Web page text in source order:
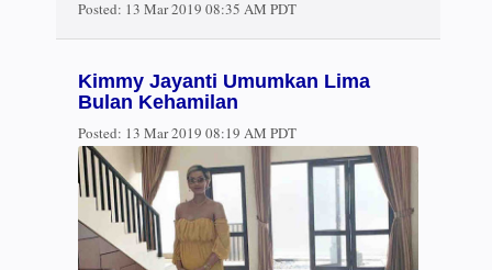
Posted: 13 Mar 2019 08:35 AM PDT
Kimmy Jayanti Umumkan Lima
Bulan Kehamilan
Posted: 13 Mar 2019 08:19 AM PDT